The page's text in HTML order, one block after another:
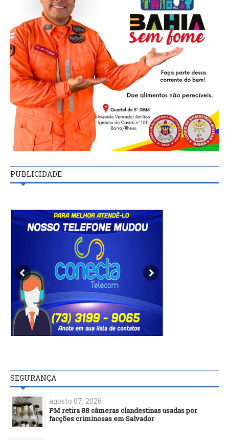
PUBLICIDADE
SEGURANÇA
agosto 07, 2026
PM retira 88 câmeras clandestinas usadas por
facções criminosas em Salvador